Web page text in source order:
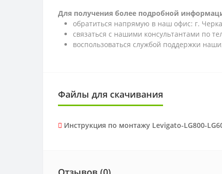
Для получения более подробной
обратиться напрямую в наш офис: г.
связаться с нашими консультантами по
воспользоваться службой поддержки
Файлы для скачивания
Инструкция по монтажу Levigato-LG800-